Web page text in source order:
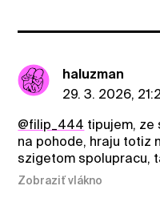
haluzman
29. 3. 2026,
@filip_444 tipujem, ze
na pohode, hraju totiz
szigetom spolupracu,
Zobraziť vlákno